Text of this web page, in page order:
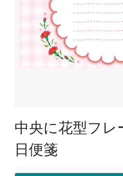
中央に花型フレ
日便箋